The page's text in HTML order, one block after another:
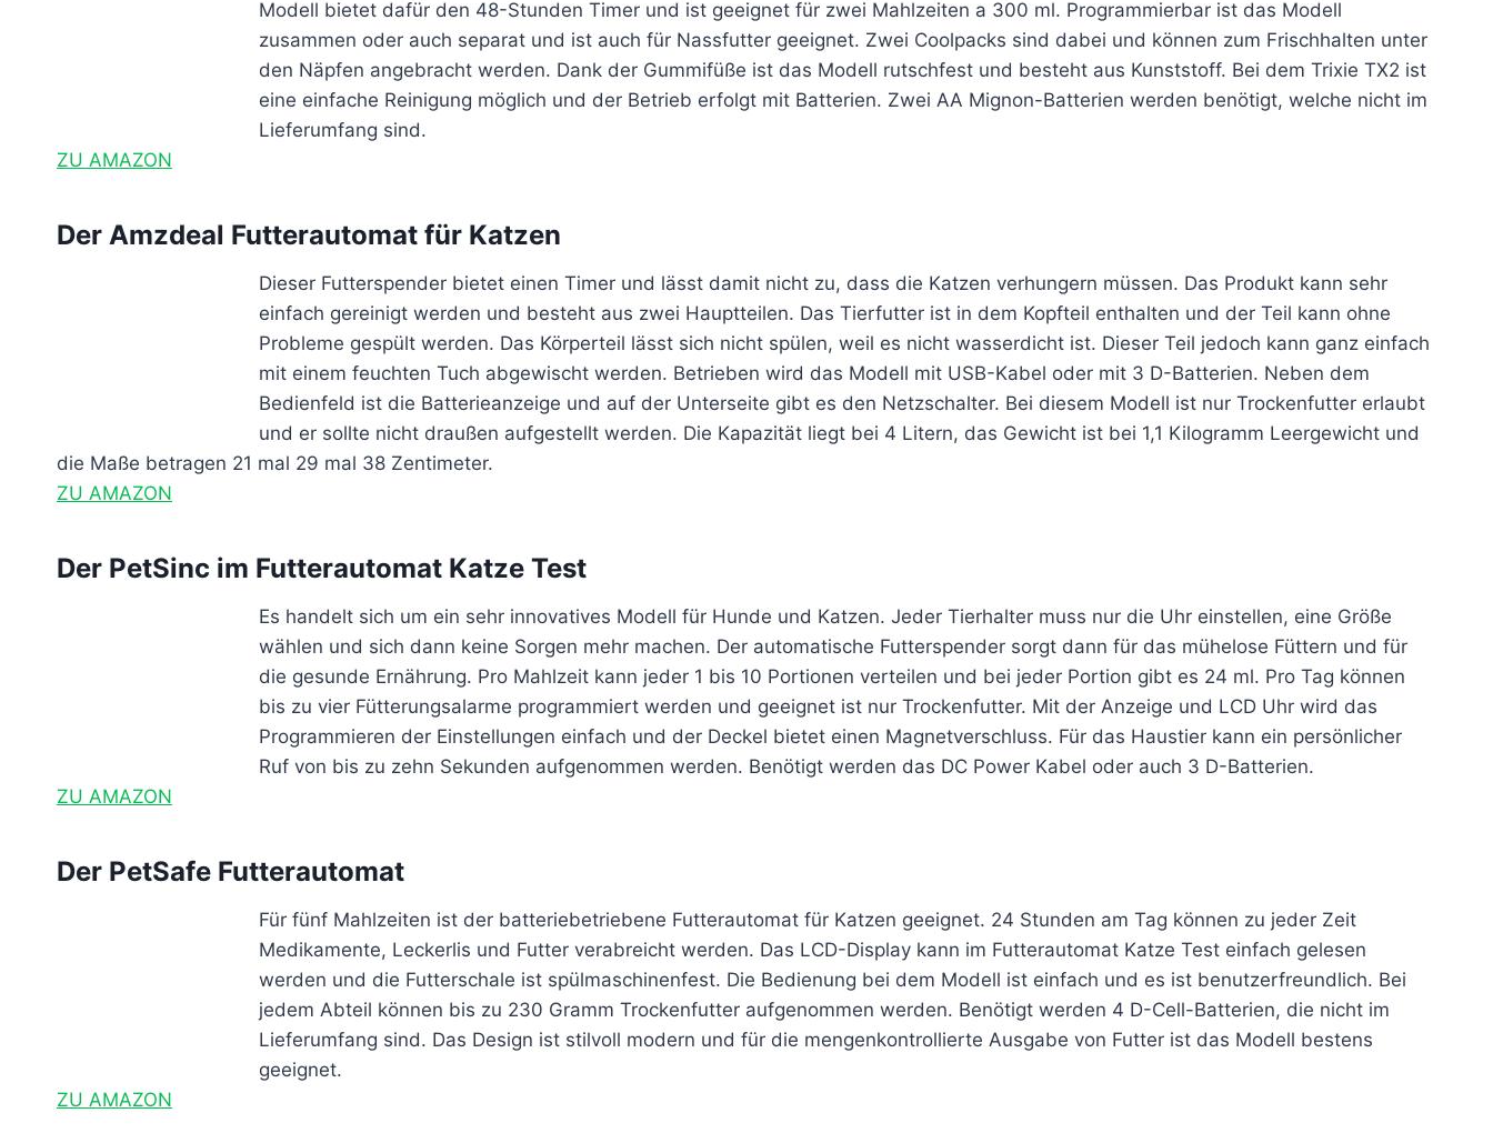
Modell bietet dafür den 48-Stunden Timer und ist geeignet für zwei Mahlzeiten a 300 ml. Programmierbar ist das Modell
zusammen oder auch separat und ist auch für Nassfutter geeignet. Zwei Coolpacks sind dabei und können zum Frischhalten unter
den Näpfen angebracht werden. Dank der Gummifüße ist das Modell rutschfest und besteht aus Kunststoff. Bei dem Trixie TX2 ist
eine einfache Reinigung möglich und der Betrieb erfolgt mit Batterien. Zwei AA Mignon-Batterien werden benötigt, welche nicht im
Lieferumfang sind.
ZU AMAZON
Der Amzdeal Futterautomat für Katzen
Dieser Futterspender bietet einen Timer und lässt damit nicht zu, dass die Katzen verhungern müssen. Das Produkt kann sehr
einfach gereinigt werden und besteht aus zwei Hauptteilen. Das Tierfutter ist in dem Kopfteil enthalten und der Teil kann ohne
Probleme gespült werden. Das Körperteil lässt sich nicht spülen, weil es nicht wasserdicht ist. Dieser Teil jedoch kann ganz einfach
mit einem feuchten Tuch abgewischt werden. Betrieben wird das Modell mit USB-Kabel oder mit 3 D-Batterien. Neben dem
Bedienfeld ist die Batterieanzeige und auf der Unterseite gibt es den Netzschalter. Bei diesem Modell ist nur Trockenfutter erlaubt
und er sollte nicht draußen aufgestellt werden. Die Kapazität liegt bei 4 Litern, das Gewicht ist bei 1,1 Kilogramm Leergewicht und
die Maße betragen 21 mal 29 mal 38 Zentimeter.
ZU AMAZON
Der PetSinc im Futterautomat Katze Test
Es handelt sich um ein sehr innovatives Modell für Hunde und Katzen. Jeder Tierhalter muss nur die Uhr einstellen, eine Größe
wählen und sich dann keine Sorgen mehr machen. Der automatische Futterspender sorgt dann für das mühelose Füttern und für
die gesunde Ernährung. Pro Mahlzeit kann jeder 1 bis 10 Portionen verteilen und bei jeder Portion gibt es 24 ml. Pro Tag können
bis zu vier Fütterungsalarme programmiert werden und geeignet ist nur Trockenfutter. Mit der Anzeige und LCD Uhr wird das
Programmieren der Einstellungen einfach und der Deckel bietet einen Magnetverschluss. Für das Haustier kann ein persönlicher
Ruf von bis zu zehn Sekunden aufgenommen werden. Benötigt werden das DC Power Kabel oder auch 3 D-Batterien.
ZU AMAZON
Der PetSafe Futterautomat
Für fünf Mahlzeiten ist der batteriebetriebene Futterautomat für Katzen geeignet. 24 Stunden am Tag können zu jeder Zeit
Medikamente, Leckerlis und Futter verabreicht werden. Das LCD-Display kann im Futterautomat Katze Test einfach gelesen
werden und die Futterschale ist spülmaschinenfest. Die Bedienung bei dem Modell ist einfach und es ist benutzerfreundlich. Bei
jedem Abteil können bis zu 230 Gramm Trockenfutter aufgenommen werden. Benötigt werden 4 D-Cell-Batterien, die nicht im
Lieferumfang sind. Das Design ist stilvoll modern und für die mengenkontrollierte Ausgabe von Futter ist das Modell bestens
geeignet.
ZU AMAZON